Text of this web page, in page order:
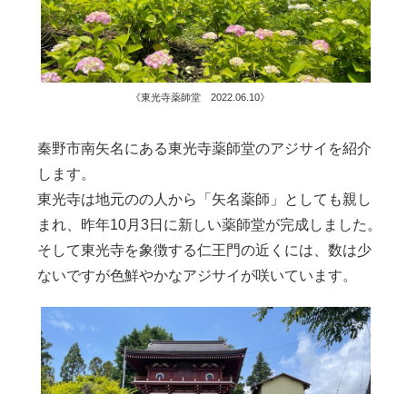
《東光寺薬師堂 2022.06.10》
秦野市南矢名にある東光寺薬師堂のアジサイを紹介
します。
東光寺は地元のの人から「矢名薬師」としても親し
まれ、昨年10月3日に新しい薬師堂が完成しました。
そして東光寺を象徴する仁王門の近くには、数は少
ないですが色鮮やかなアジサイが咲いています。